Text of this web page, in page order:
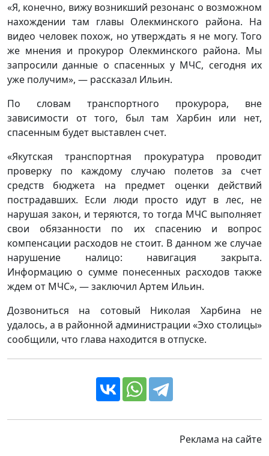
«Я, конечно, вижу возникший резонанс о возможном
нахождении там главы Олекминского района. На
видео человек похож, но утверждать я не могу. Того
же мнения и прокурор Олекминского района. Мы
запросили данные о спасенных у МЧС, сегодня их
уже получим», — рассказал Ильин.
По словам транспортного прокурора, вне
зависимости от того, был там Харбин или нет,
спасенным будет выставлен счет.
«Якутская транспортная прокуратура проводит
проверку по каждому случаю полетов за счет
средств бюджета на предмет оценки действий
пострадавших. Если люди просто идут в лес, не
нарушая закон, и теряются, то тогда МЧС выполняет
свои обязанности по их спасению и вопрос
компенсации расходов не стоит. В данном же случае
нарушение налицо: навигация закрыта.
Информацию о сумме понесенных расходов также
ждем от МЧС», — заключил Артем Ильин.
Дозвониться на сотовый Николая Харбина не
удалось, а в районной администрации «Эхо столицы»
сообщили, что глава находится в отпуске.
Реклама на сайте